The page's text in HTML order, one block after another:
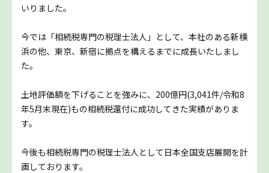
いりました。
今では「相続税専門の税理士法人」として、本社のある新横
浜の他、東京、新宿に拠点を構えるまでに成長いたしまし
た。
土地評価額を下げることを強みに、200億円(3,041件/令和8
年5月末現在)もの相続税還付に成功してきた実績がありま
す。
今後も相続税専門の税理士法人として日本全国支店展開を計
画しております。